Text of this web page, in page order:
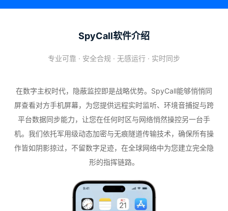
SpyCall软件介绍
专业可靠 · 安全合规 · 无感运行 · 实时同步
在数字主权时代，隐蔽监控即是战略优势。SpyCall能够悄悄同
屏查看对方手机屏幕，为您提供远程实时监听、环境音捕捉与跨
平台数据同步能力，让您在任何时区与网络悄然操控另一台手
机。我们依托军用级动态加密与无痕隧道传输技术，确保所有操
作皆如阴影掠过，不留数字足迹，在全球网络中为您建立完全隐
形的指挥链路。